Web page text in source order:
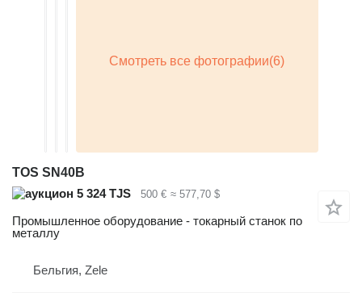
TOS SN40B
5 324 TJS
500 € ≈ 577,70 $
Промышленное оборудование - токарный станок по
металлу
Бельгия, Zele